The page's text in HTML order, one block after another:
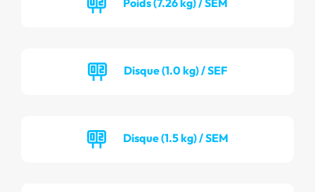
Disque (1.0 kg) / SEF
Disque (1.5 kg) / SEM